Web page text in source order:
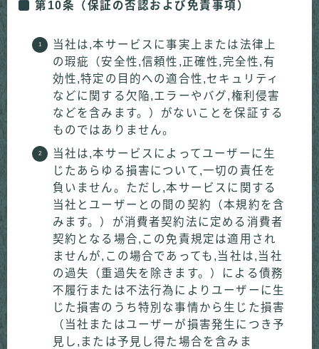
第10条（保証の否認および免責事項）
当社は,本サービスに事実上または法律上
の瑕疵（安全性,信頼性,正確性,完全性,有
効性,特定の目的への適合性,セキュリティ
などに関する欠陥,エラーやバグ,権利侵害
などを含みます。）がないことを保証する
ものではありません。
当社は,本サービスによってユーザーに生
じたあらゆる損害について,一切の責任を
負いません。ただし,本サービスに関する
当社とユーザーとの間の契約（本規約を含
みます。）が消費者契約法に定める消費者
契約となる場合,この免責規定は適用され
ませんが,この場合であっても,当社は,当社
の過失（重過失を除きます。）による債務
不履行または不法行為によりユーザーに生
じた損害のうち特別な事情から生じた損害
（当社またはユーザーが損害発生につき予
見し,または予見し得た場合を含みま